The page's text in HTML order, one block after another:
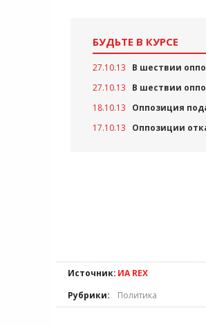
БУДЬТЕ В КУРСЕ
27.10.13
В шествии
27.10.13
В шествии
18.10.13
Оппозиция
17.10.13
Оппозиции
Источник: ИА REX
Рубрики:
Политика